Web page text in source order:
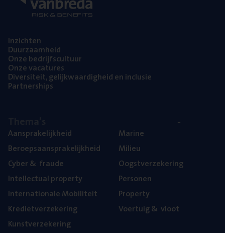
Inzich­ten
Duur­zaam­heid
Onze bedrijfs­cul­tuur
Onze vaca­tu­res
Diver­si­teit, gelijk­waar­dig­heid en inclusie
Part­ner­ships
Aan­spra­ke­lijk­heid
Beroeps­aan­spra­ke­lijk­heid
Cyber& fraude
Intel­lec­tu­al property
Inter­na­ti­o­na­le Mobiliteit
Kre­diet­ver­ze­ke­ring
Kunst­ver­ze­ke­ring
Mari­ne
Mili­eu
Oogst­ver­ze­ke­ring
Per­so­nen
Pro­per­ty
Voer­tuig& vloot